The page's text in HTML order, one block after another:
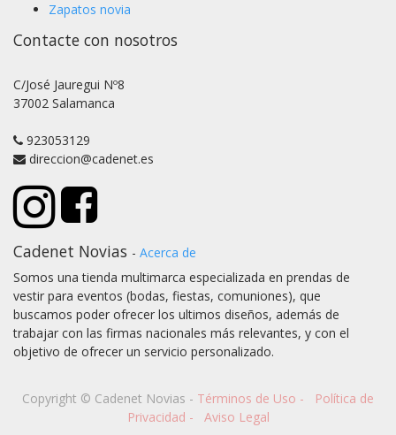
Zapatos novia
Contacte con nosotros
C/José Jauregui Nº8
37002 Salamanca
923053129
direccion@cadenet.es
Cadenet Novias - Acerca de
Somos una tienda multimarca especializada en prendas de
vestir para eventos (bodas, fiestas, comuniones), que
buscamos poder ofrecer los ultimos diseños, además de
trabajar con las firmas nacionales más relevantes, y con el
objetivo de ofrecer un servicio personalizado.
Copyright © Cadenet Novias - Términos de Uso -
Política de
Privacidad - Aviso Legal